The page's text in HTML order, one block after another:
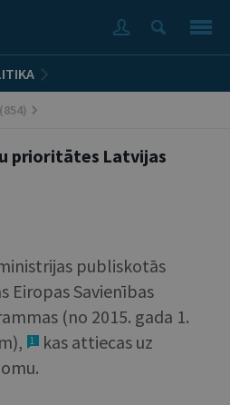
prioritātes Latvijas
publiskotās
Eiropas Savienības
(no 2015. gada 1.
1
kas attiecas uz